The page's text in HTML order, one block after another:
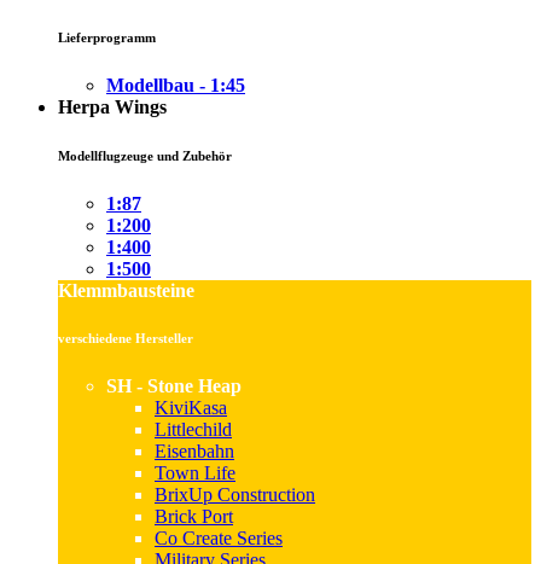
Lieferprogramm
Modellbau - 1:45
Herpa Wings
Modellflugzeuge und Zubehör
1:87
1:200
1:400
1:500
Klemmbausteine
verschiedene Hersteller
SH - Stone Heap
KiviKasa
Littlechild
Eisenbahn
Town Life
BrixUp Construction
Brick Port
Co Create Series